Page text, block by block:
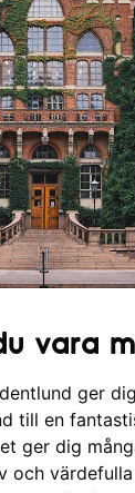
vara
ger
till en
ger dig
och